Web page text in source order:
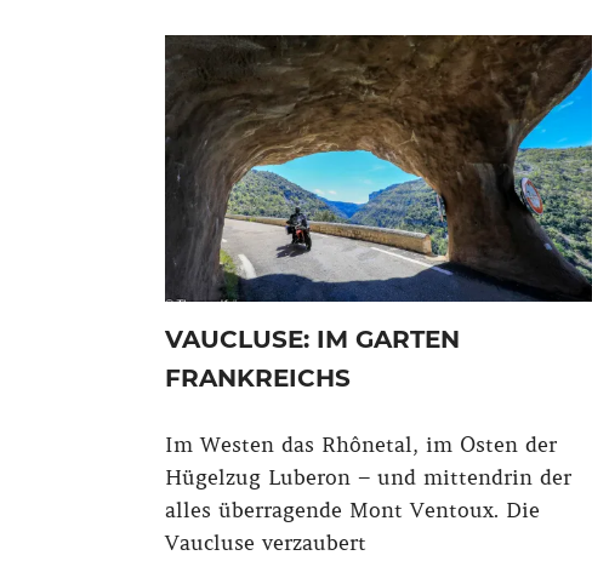
VAUCLUSE: IM GARTEN
FRANKREICHS
Im Westen das Rhônetal, im Osten der
Hügelzug Luberon – und mittendrin der
alles überragende Mont Ventoux. Die
Vaucluse verzaubert